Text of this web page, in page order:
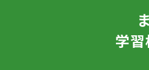
学習